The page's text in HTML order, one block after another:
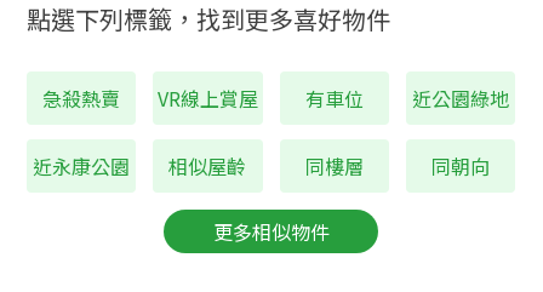
點選下列標籤，找到更多喜好物件
急殺熱賣 VR線上賞屋 有車位 近公園綠地
近永康公園 相似屋齡 同樓層 同朝向
更多相似物件